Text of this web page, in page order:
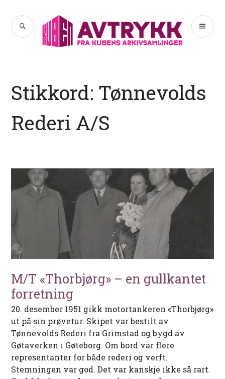
innhold
Avtrykk
SØK
Stikkord: Tønnevolds
Rederi A/S
M/T «Thorbjørg» – en gullkantet
forretning
20. desember 1951 gikk motortankeren «Thorbjørg»
ut på sin prøvetur. Skipet var bestilt av
Tønnevolds Rederi fra Grimstad og bygd av
Gøtaverken i Gøteborg. Om bord var flere
representanter for både rederi og verft.
Stemningen var god. Det var kanskje ikke så rart.